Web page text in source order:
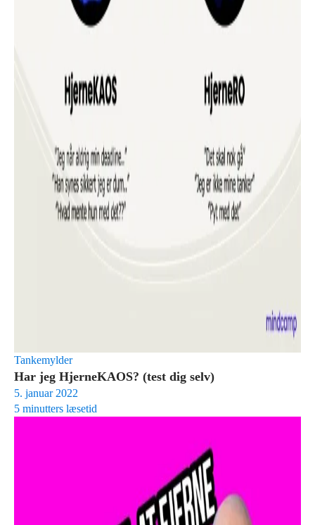
Tankemylder
Har jeg HjerneKAOS? (test dig selv)
5. januar 2022
5 minutters læsetid